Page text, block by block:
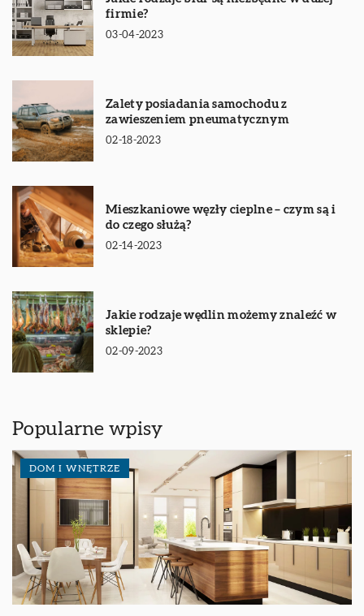
firmie?
03-04-2023
Zalety posiadania samochodu z
zawieszeniem pneumatycznym
02-18-2023
Mieszkaniowe węzły cieplne – czym są i
do czego służą?
02-14-2023
Jakie rodzaje wędlin możemy znaleźć w
sklepie?
02-09-2023
Popularne wpisy
DOM I WNĘTRZE